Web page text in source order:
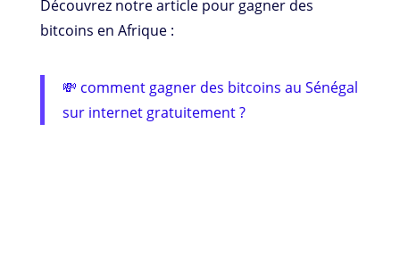
Découvrez notre article pour gagner des
bitcoins en Afrique :
💸 comment gagner des bitcoins au Sénégal
sur internet gratuitement ?